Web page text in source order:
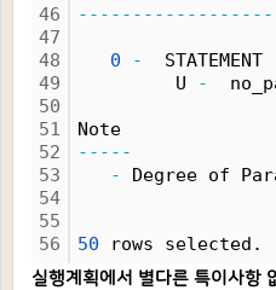
46
47
48
49
50
51
52
53
54
55
56
0 -
STATEMENT
U
-
Note
-----
-
Degree of
50 rows selected.
실행계획에서 별다른 특이사항